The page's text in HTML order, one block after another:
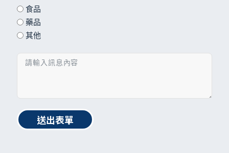
食品
藥品
其他
送出表單